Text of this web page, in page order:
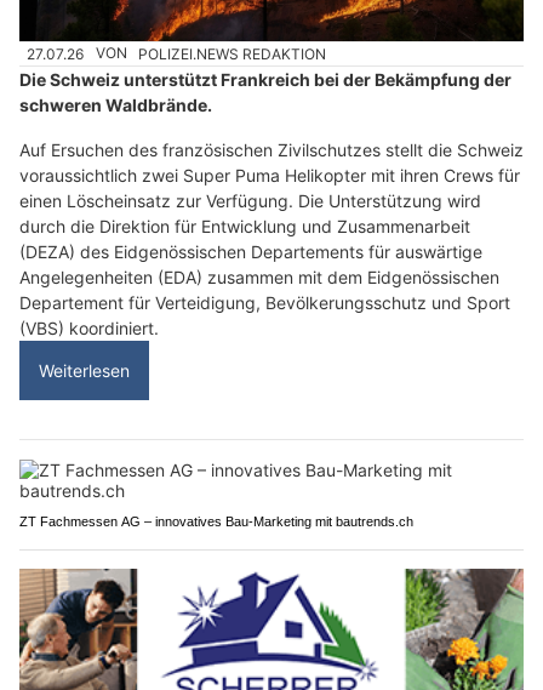
27.07.26 VON POLIZEI.NEWS REDAKTION
Die Schweiz unterstützt Frankreich bei der Bekämpfung der
schweren Waldbrände.
Auf Ersuchen des französischen Zivilschutzes stellt die Schweiz
voraussichtlich zwei Super Puma Helikopter mit ihren Crews für
einen Löscheinsatz zur Verfügung. Die Unterstützung wird
durch die Direktion für Entwicklung und Zusammenarbeit
(DEZA) des Eidgenössischen Departements für auswärtige
Angelegenheiten (EDA) zusammen mit dem Eidgenössischen
Departement für Verteidigung, Bevölkerungsschutz und Sport
(VBS) koordiniert.
Weiterlesen
ZT Fachmessen AG – innovatives Bau-Marketing mit bautrends.ch